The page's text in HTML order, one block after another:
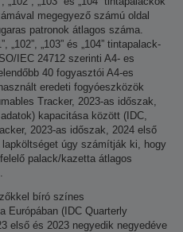
megegyező számú oldal
patronok átlagos száma.
„103” és „104” tintapalack-
IEC 24712 szerinti A4- es
40 fogyasztói A4-es
eredeti fogyóeszközök
Tracker, 2023-as időszak,
kapacitása között (IDC,
2023-as időszak, 2024 első
úgy számítják ki, hogy
palack/kazetta átlagos
bíró színes
Európában (IDC Quarterly
első és 2023 negyedik negyedéve